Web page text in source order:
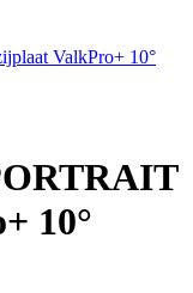
ValkPro+ 10°
10°